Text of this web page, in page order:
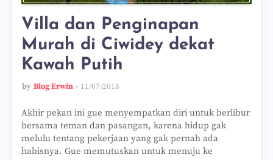
Villa dan Penginapan
Murah di Ciwidey dekat
Kawah Putih
by Blog Erwin 11/07/2018
Akhir pekan ini gue menyempatkan diri untuk berlibur
bersama teman dan pasangan, karena hidup gak
melulu tentang pekerjaan yang gak pernah ada
habisnya. Gue memutuskan untuk menuju ke